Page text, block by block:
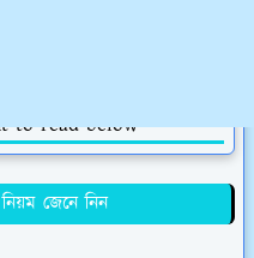
to read below
জেনে নিন